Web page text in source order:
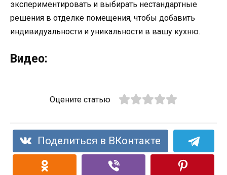
экспериментировать и выбирать нестандартные
решения в отделке помещения, чтобы добавить
индивидуальности и уникальности в вашу кухню.
Видео:
Оцените статью
Поделиться в ВКонтакте